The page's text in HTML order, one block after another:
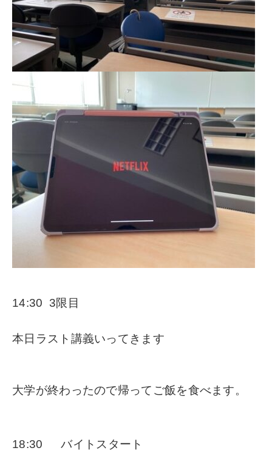
14:30 3限目
本日ラスト講義いってきます
大学が終わったので帰ってご飯を食べます。
18:30 バイトスタート